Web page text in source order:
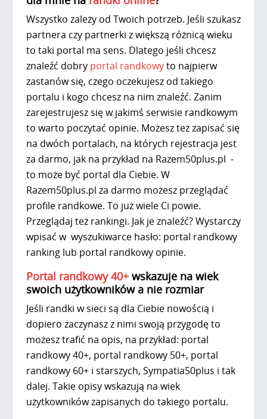
Wszystko zależy od Twoich potrzeb. Jeśli szukasz
partnera czy partnerki z większą różnicą wieku
to taki portal ma sens. Dlatego jeśli chcesz
znaleźć dobry portal randkowyto najpierw
zastanów się, czego oczekujesz od takiego
portalu i kogo chcesz na nim znaleźć. Zanim
zarejestrujesz się w jakimś serwisie randkowym
to warto poczytać opinie. Możesz też zapisać się
na dwóch portalach, na których rejestracja jest
za darmo, jak na przykład na Razem50plus.pl -
to może być portal dla Ciebie. W
Razem50plus.pl za darmo możesz przeglądać
profile randkowe. To już wiele Ci powie.
Przeglądaj też rankingi. Jak je znaleźć? Wystarczy
wpisać w wyszukiwarce hasło: portal randkowy
ranking lub portal randkowy opinie.
Portal randkowy 40+wskazuje na wiek
swoich użytkowników a nie rozmiar
Jeśli randki w sieci są dla Ciebie nowością i
dopiero zaczynasz z nimi swoją przygodę to
możesz trafić na opis, na przykład: portal
randkowy 40+, portal randkowy 50+, portal
randkowy 60+ i starszych, Sympatia50plus i tak
dalej. Takie opisy wskazują na wiek
użytkowników zapisanych do takiego portalu.